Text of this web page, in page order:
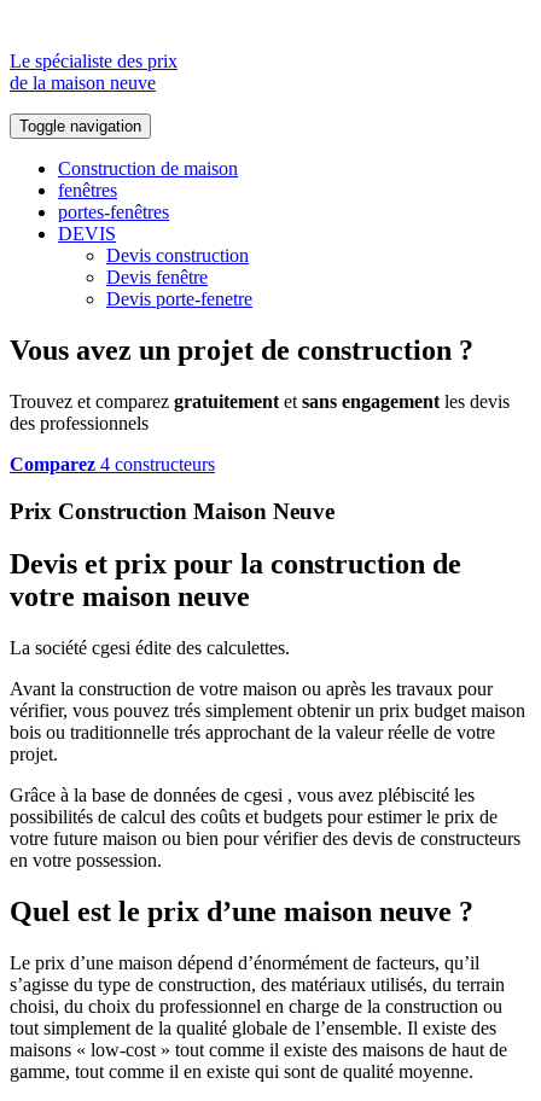
Le spécialiste des prix
de la maison neuve
Toggle navigation
Construction de maison
fenêtres
portes-fenêtres
DEVIS
Devis construction
Devis fenêtre
Devis porte-fenetre
Vous avez un projet de construction ?
Trouvez et comparez gratuitement et sans engagement les devis
des professionnels
Comparez 4 constructeurs
Prix Construction Maison Neuve
Devis et prix pour la construction de
votre maison neuve
La société cgesi édite des calculettes.
Avant la construction de votre maison ou après les travaux pour
vérifier, vous pouvez trés simplement obtenir un prix budget maison
bois ou traditionnelle trés approchant de la valeur réelle de votre
projet.
Grâce à la base de données de cgesi , vous avez plébiscité les
possibilités de calcul des coûts et budgets pour estimer le prix de
votre future maison ou bien pour vérifier des devis de constructeurs
en votre possession.
Quel est le prix d’une maison neuve ?
Le prix d’une maison dépend d’énormément de facteurs, qu’il
s’agisse du type de construction, des matériaux utilisés, du terrain
choisi, du choix du professionnel en charge de la construction ou
tout simplement de la qualité globale de l’ensemble. Il existe des
maisons « low-cost » tout comme il existe des maisons de haut de
gamme, tout comme il en existe qui sont de qualité moyenne.